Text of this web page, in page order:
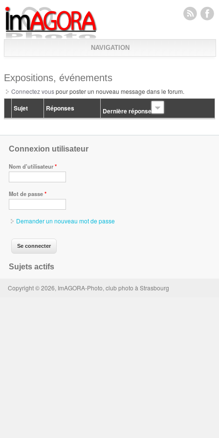
NAVIGATION
Expositions, événements
Connectez vouspour poster un nouveau message dans le forum.
Sujet Réponses Dernière réponse
Connexion utilisateur
Nom d'utilisateur*
Mot de passe*
Demander un nouveau mot de passe
Sujets actifs
Copyright © 2026, ImAGORA-Photo, club photo à Strasbourg